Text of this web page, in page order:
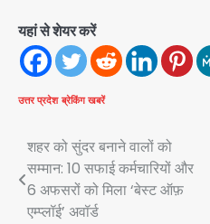
यहां से शेयर करें
उत्तर प्रदेश ब्रेकिंग खबरें
Post
navigation
शहर को सुंदर बनाने वालों को
सम्मान: 10 सफाई कर्मचारियों और
6 अफसरों को मिला ‘बेस्ट ऑफ़
एम्प्लॉई’ अवॉर्ड